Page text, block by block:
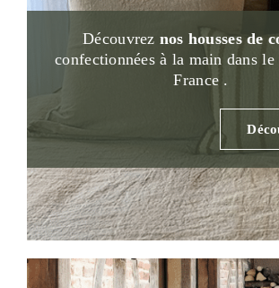
Découvrez nos housses de
confectionnées à la main dans
France .